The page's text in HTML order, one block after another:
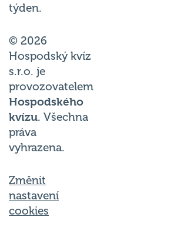
týden.
© 2026
Hospodský kvíz
s.r.o. je
provozovatelem
Hospodského
kvízu. Všechna
práva
vyhrazena.
Změnit
nastavení
cookies